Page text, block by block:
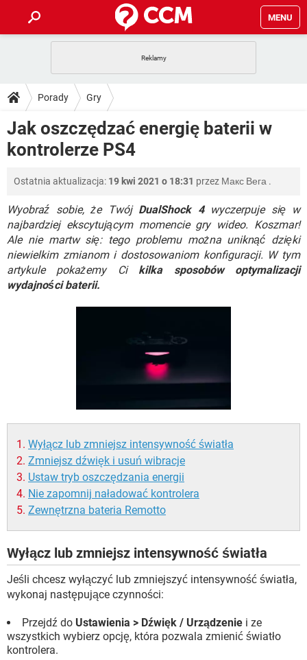
MENU
GRY
SPOTIFY NETFLIX
INSTAGRAM
PORADY
PlayStation
GRY WHATSAPP
INSTAGRAM FACEBOOK
WINDOWS 10
DO POBRANIA
ANDROID
INSTAGRAM FACEBOOK
WINDOWS 10
FORUM
COVID-19 TIKTOK
GRY WHATSAPP
SPOTIFY NETFLIX
INSTAGRAM FACEBOOK
WINDOWS 10
COVID-19 TIKTOK
GRY WHATSAPP
SPOTIFY
INSTAGRAM
Porady Gry
Jak oszczędzać energię baterii w
kontrolerze PS4
Ostatnia aktualizacja: 19 kwi 2021 o 18:31 przez Макс Вега .
Wyobraź sobie, że Twój DualShock 4wyczerpuje się w
najbardziej ekscytującym momencie gry wideo. Koszmar!
Ale nie martw się: tego problemu można uniknąć dzięki
niewielkim zmianom i dostosowaniom konfiguracji. W tym
artykule pokażemy Ci kilka sposobów optymalizacji
wydajności baterii.
Wyłącz lub zmniejsz intensywność światła
Zmniejsz dźwięk i usuń wibracje
Ustaw tryb oszczędzania energii
Nie zapomnij naładować kontrolera
Zewnętrzna bateria Remotto
Wyłącz lub zmniejsz intensywność światła
Jeśli chcesz wyłączyć lub zmniejszyć intensywność światła,
wykonaj następujące czynności:
Przejdź do Ustawienia > Dźwięk / Urządzenie i ze
wszystkich wybierz opcję, która pozwala zmienić światło
kontrolera.